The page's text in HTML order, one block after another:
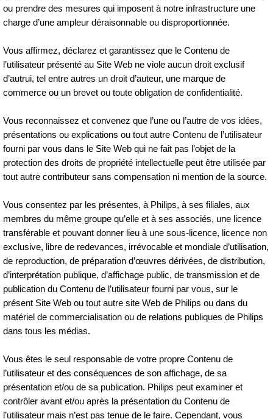
ou prendre des mesures qui imposent à notre infrastructure une
charge d’une ampleur déraisonnable ou disproportionnée.
Vous affirmez, déclarez et garantissez que le Contenu de
l’utilisateur présenté au Site Web ne viole aucun droit exclusif
d’autrui, tel entre autres un droit d’auteur, une marque de
commerce ou un brevet ou toute obligation de confidentialité.
Vous reconnaissez et convenez que l’une ou l’autre de vos idées,
présentations ou explications ou tout autre Contenu de l’utilisateur
fourni par vous dans le Site Web qui ne fait pas l’objet de la
protection des droits de propriété intellectuelle peut être utilisée par
tout autre contributeur sans compensation ni mention de la source.
Vous consentez par les présentes, à Philips, à ses filiales, aux
membres du même groupe qu’elle et à ses associés, une licence
transférable et pouvant donner lieu à une sous‑licence, licence non
exclusive, libre de redevances, irrévocable et mondiale d’utilisation,
de reproduction, de préparation d’œuvres dérivées, de distribution,
d’interprétation publique, d’affichage public, de transmission et de
publication du Contenu de l’utilisateur fourni par vous, sur le
présent Site Web ou tout autre site Web de Philips ou dans du
matériel de commercialisation ou de relations publiques de Philips
dans tous les médias.
Vous êtes le seul responsable de votre propre Contenu de
l’utilisateur et des conséquences de son affichage, de sa
présentation et/ou de sa publication. Philips peut examiner et
contrôler avant et/ou après la présentation du Contenu de
l’utilisateur mais n’est pas tenue de le faire. Cependant, vous